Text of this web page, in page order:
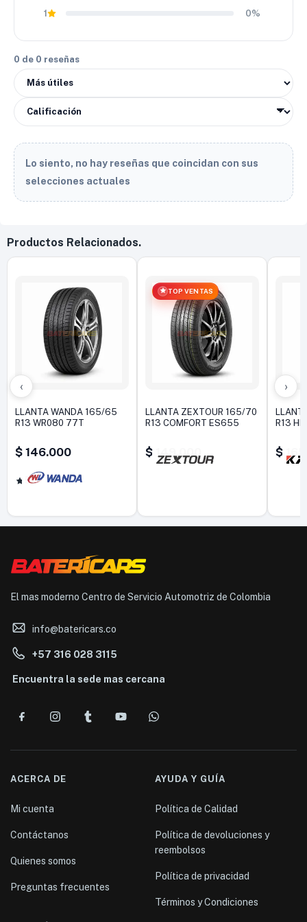
1 0%
0 de 0 reseñas
Lo siento, no hay reseñas que coincidan con sus
selecciones actuales
Productos Relacionados.
‹
LLANTA WANDA 165/65
R13 WR080 77T
$ 146.000
5,0
TOP VENTAS
LLANTA ZEXTOUR 165/70
R13 COMFORT ES655
$
R13
$
›
El mas moderno Centro de Servicio Automotriz de Colombia
info@batericars.co
+57 316 028 3115
Encuentra la sede mas cercana
ACERCA DE
Mi cuenta
Contáctanos
Quienes somos
Preguntas frecuentes
AYUDA Y GUÍA
Política de Calidad
Política de devoluciones y
reembolsos
Política de privacidad
Términos y Condiciones